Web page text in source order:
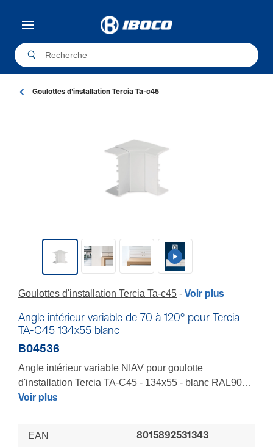
Goulottes d'installation Tercia Ta-c45
Goulottes d'installation Tercia Ta-c45 Voir plus
Angle intérieur variable de 70 à 120° pour Tercia
TA-C45 134x55 blanc
B04536
Angle intérieur variable NIAV pour goulotte
d'installation Tercia TA-C45 - 134x55 - blanc RAL9010
Variabilité de 70° à 120° - Pour épouser au mieux tous
avec cales de positionnement longueurs - Tenue
Voir plus
EAN 8015892531343